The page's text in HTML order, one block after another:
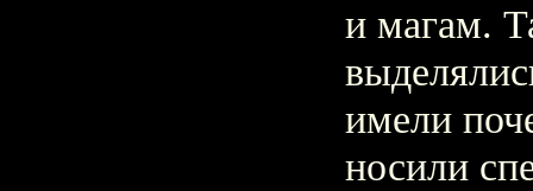
и магам.
имели
носили